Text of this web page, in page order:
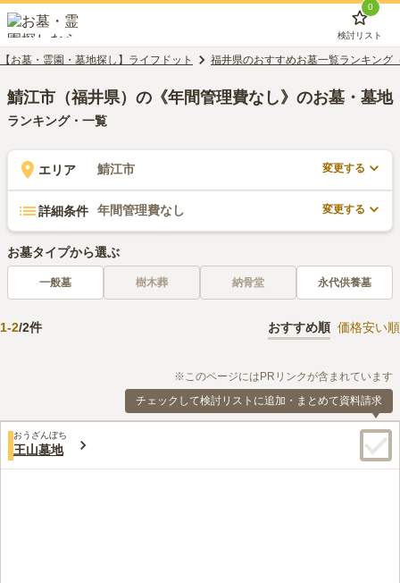
0
検討リスト
【お墓・霊園・墓地探し】ライフドット 福井県のおすすめお墓一覧ランキング
鯖江市（福井県）の《年間管理費なし》のお墓・墓地
ランキング・一覧
エリア 鯖江市 変更する
詳細条件 年間管理費なし 変更する
お墓タイプから選ぶ
一般墓 樹木葬 納骨堂 永代供養墓
1-2/2件 おすすめ順 価格安い順
※このページにはPRリンクが含まれています
チェックして検討リストに追加・まとめて資料請求
おうざんぼち
王山墓地